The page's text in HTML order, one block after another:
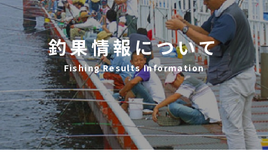
釣果情報について
Fishing Results Information